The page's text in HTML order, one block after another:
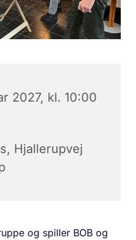
2027, kl. 10:00
Hjallerupvej
og spiller BOB og